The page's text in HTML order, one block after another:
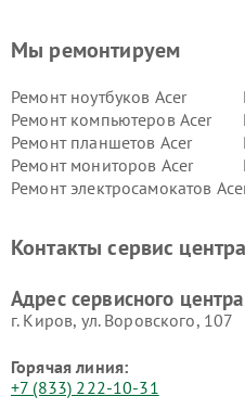
Мы ремонтируем
Ремонт ноутбуков Acer
Ремонт компьютеров Acer
Ремонт планшетов Acer
Ремонт мониторов Acer
Ремонт электросамокатов
Контакты сервис центра
Адрес сервисного
г. Киров, ул. Воровского, 107
Горячая линия:
+7 (833) 222-10-31